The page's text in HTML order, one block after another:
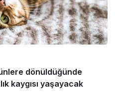
dönüldüğünde
kaygısı yaşayacak